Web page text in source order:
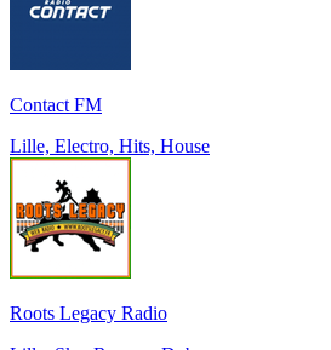
Contact FM
Lille, Electro, Hits, House
Roots Legacy Radio